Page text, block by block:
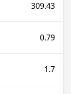
309.43
0.79
1.7